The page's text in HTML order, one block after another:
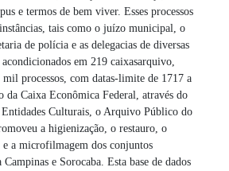
e termos de bem viver. Esses processos
tais como o juízo municipal, o
de polícia e as delegacias de diversas
em 219 caixasarquivo,
processos, com datas-limite de 1717 a
da Caixa Econômica Federal, através do
Entidades Culturais, o Arquivo Público do
a higienização, o restauro, o
a microfilmagem dos conjuntos
e Sorocaba. Esta base de dados